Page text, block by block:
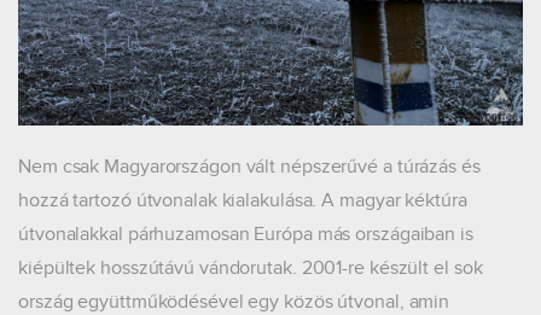
Nem csak Magyarországon vált népszerűvé a túrázás és
hozzá tartozó útvonalak kialakulása. A magyar kéktúra
útvonalakkal párhuzamosan Európa más országaiban is
kiépültek hosszútávú vándorutak. 2001-re készült el sok
ország együttműködésével egy közös útvonal, amin